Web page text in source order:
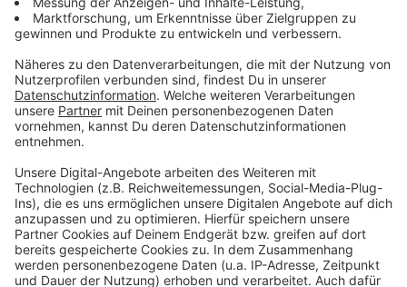
Drei Leverkusener für Nationalteam nominiert
Leverkusener Netzwerk will Wiedereinstieg erleichtern
Urteil im Prozess um Leverkusener Drogenhändler
Anzeige